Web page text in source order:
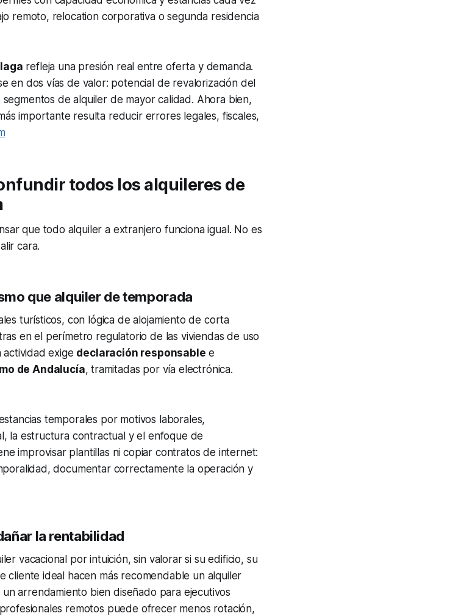
remoto, relocation corporativa o segunda residencia
refleja una presión real entre oferta y demanda.
en dos vías de valor: potencial de revalorización del
de alquiler de mayor calidad. Ahora bien,
importante resulta reducir errores legales, fiscales,
todos los alquileres de
que todo alquiler a extranjero funciona igual. No es
cara.
que alquiler de temporada
turísticos, con lógica de alojamiento de corta
en el perímetro regulatorio de las viviendas de uso
actividad exige declaración responsable e
de Andalucía, tramitadas por vía electrónica.
temporales por motivos laborales,
la estructura contractual y el enfoque de
improvisar plantillas ni copiar contratos de internet:
documentar correctamente la operación y
la rentabilidad
vacacional por intuición, sin valorar si su edificio, su
cliente ideal hacen más recomendable un alquiler
arrendamiento bien diseñado para ejecutivos
remotos puede ofrecer menos rotación,